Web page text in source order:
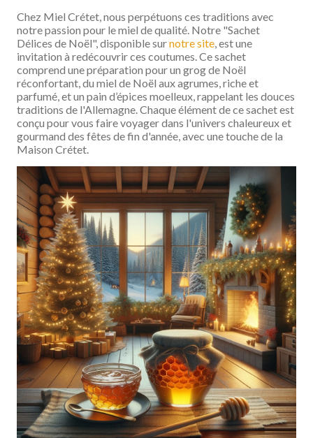
Chez Miel Crétet, nous perpétuons ces traditions avec
notre passion pour le miel de qualité. Notre "Sachet
Délices de Noël", disponible surnotre site, est une
invitation à redécouvrir ces coutumes. Ce sachet
comprend une préparation pour un grog de Noël
réconfortant, du miel de Noël aux agrumes, riche et
parfumé, et un pain d’épices moelleux, rappelant les douces
traditions de l'Allemagne. Chaque élément de ce sachet est
conçu pour vous faire voyager dans l'univers chaleureux et
gourmand des fêtes de fin d'année, avec une touche de la
Maison Crétet.